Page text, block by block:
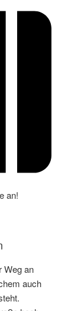
an!
Weg an
auch